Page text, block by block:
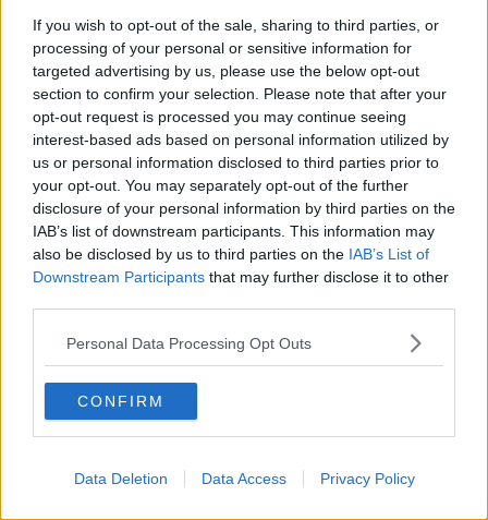
If you wish to opt-out of the sale, sharing to third parties, or
processing of your personal or sensitive information for
targeted advertising by us, please use the below opt-out
section to confirm your selection. Please note that after your
opt-out request is processed you may continue seeing
interest-based ads based on personal information utilized by
us or personal information disclosed to third parties prior to
your opt-out. You may separately opt-out of the further
disclosure of your personal information by third parties on the
IAB’s list of downstream participants. This information may
also be disclosed by us to third parties on the IAB’s List of
Downstream Participants that may further disclose it to other
Personal Data Processing Opt Outs
CONFIRM
Data Deletion Data Access Privacy Policy
diffusione di una cultura del rispetto verso chi lavora al servizio
della salute pubblica. In questo percorso si inserisce pienamente il
Premio di Laurea intitolato a Barbara Capovani. Un’iniziativa che ha
il plauso dell’Amministrazione comunale perché riesce a tenere
insieme memoria e futuro. Ricordare Barbara significa infatti anche
guardare alle nuove generazioni di medici, valorizzarne il merito,
incoraggiarne l’impegno e trasmettere loro il senso profondo di una
professione che è prima di tutto servizio alla persona. A tutti i
giovani che oggi intraprendono la professione medica auguro di
trovare nella competenza, nell’umanità e nel rispetto della dignità
delle persone la bussola del proprio percorso professionale. Il
modo migliore per ricordare Barbara Capovani è continuare a
difendere i valori in cui ha creduto e ai quali ha dedicato la propria
vita”.
“Siamo qui oggi per ricordare Barbara Capovani - ha dichiarato
, Presidente Ordine dei medici della Provincia di
Pisa - e per celebrare chi, come lei, ha scelto la medicina come
vocazione e come impegno. Due gesti che non si contraddicono: il
ricordo di chi abbiamo perso e il riconoscimento di chi inizia, con la
aggredita davanti all’ospedale Santa Chiara di Pisa. Aveva scelto
uno dei rami più difficili della medicina: quello che richiede di stare